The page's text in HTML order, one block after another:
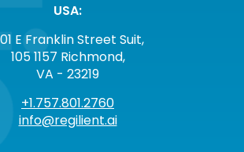
USA:
E Franklin Street Suit,
105 1157 Richmond,
VA - 23219
+1.757.801.2760
info@regilient.ai